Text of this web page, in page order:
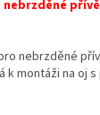
nebrzděné
k montáži na oj